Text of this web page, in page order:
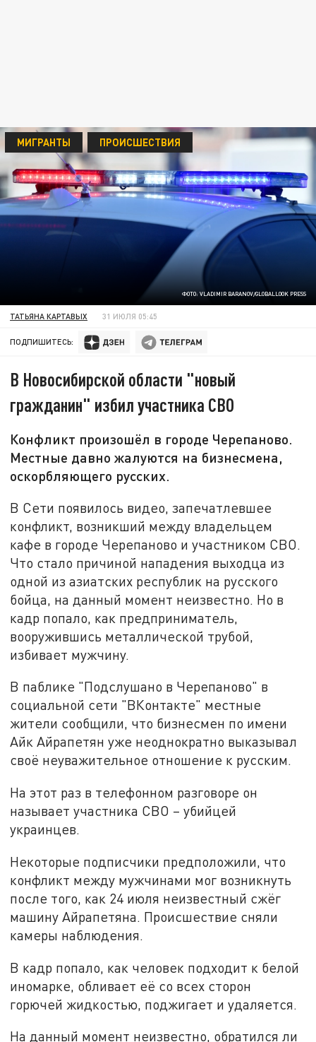
ФОТО: VLADIMIR BARANOV/GLOBALLOOK PRESS
МИГРАНТЫ ПРОИСШЕСТВИЯ
ТАТЬЯНА КАРТАВЫХ 31 ИЮЛЯ 05:45
ПОДПИШИТЕСЬ:
В Новосибирской области "новый
гражданин" избил участника СВО
Конфликт произошёл в городе Черепаново.
Местные давно жалуются на бизнесмена,
оскорбляющего русских.
В Сети появилось видео, запечатлевшее
конфликт, возникший между владельцем
кафе в городе Черепаново и участником СВО.
Что стало причиной нападения выходца из
одной из азиатских республик на русского
бойца, на данный момент неизвестно. Но в
кадр попало, как предприниматель,
вооружившись металлической трубой,
избивает мужчину.
В паблике "Подслушано в Черепаново" в
социальной сети "ВКонтакте" местные
жители сообщили, что бизнесмен по имени
Айк Айрапетян уже неоднократно выказывал
своё неуважительное отношение к русским.
На этот раз в телефонном разговоре он
называет участника СВО – убийцей
украинцев.
Некоторые подписчики предположили, что
конфликт между мужчинами мог возникнуть
после того, как 24 июля неизвестный сжёг
машину Айрапетяна. Происшествие сняли
камеры наблюдения.
В кадр попало, как человек подходит к белой
иномарке, обливает её со всех сторон
горючей жидкостью, поджигает и удаляется.
На данный момент неизвестно, обратился ли